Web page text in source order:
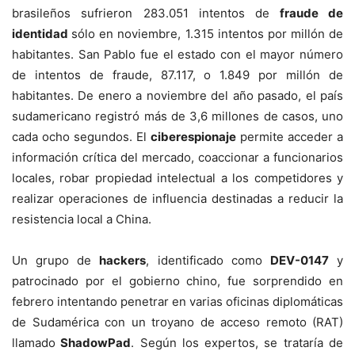
brasileños sufrieron 283.051 intentos de fraude de
identidad sólo en noviembre, 1.315 intentos por millón de
habitantes. San Pablo fue el estado con el mayor número
de intentos de fraude, 87.117, o 1.849 por millón de
habitantes. De enero a noviembre del año pasado, el país
sudamericano registró más de 3,6 millones de casos, uno
cada ocho segundos. El ciberespionaje permite acceder a
información crítica del mercado, coaccionar a funcionarios
locales, robar propiedad intelectual a los competidores y
realizar operaciones de influencia destinadas a reducir la
resistencia local a China.
Un grupo dehackers, identificado como DEV-0147y
patrocinado por el gobierno chino, fue sorprendido en
febrero intentando penetrar en varias oficinas diplomáticas
de Sudamérica con un troyano de acceso remoto (RAT)
llamado ShadowPad. Según los expertos, se trataría de